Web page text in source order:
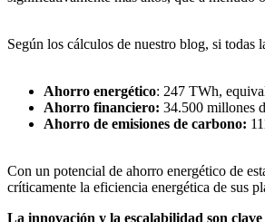
Según los cálculos de nuestro blog, si todas
Ahorro energético: 247 TWh,
Ahorro financiero: 34.500 millones
Ahorro de emisiones de carbono:
Con un potencial de ahorro energético de
críticamente la eficiencia energética de sus
La innovación y la escalabilidad son